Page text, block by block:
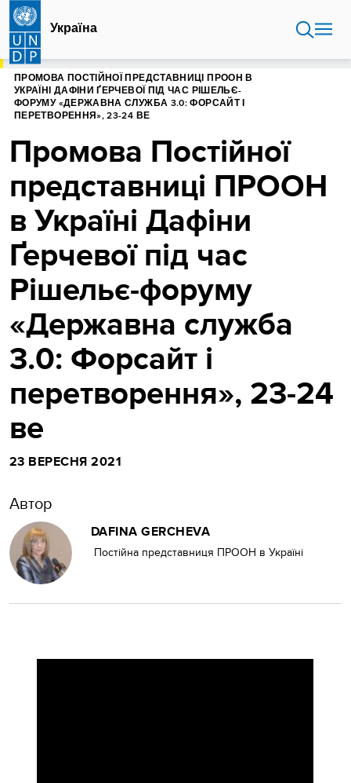
Перейти
основного
вмісту
Україна
ГОЛОВНА
ПРОМОВА ПОСТІЙНОЇ ПРЕДСТАВНИЦІ ПРООН В
УКРАЇНІ ДАФІНИ ҐЕРЧЕВОЇ ПІД ЧАС РІШЕЛЬЄ-
ФОРУМУ «ДЕРЖАВНА СЛУЖБА 3.0: ФОРСАЙТ І
ПЕРЕТВОРЕННЯ», 23-24 ВЕ
Промова Постійної
представниці ПРООН
в Україні Дафіни
Ґерчевої під час
Рішельє-форуму
«Державна служба
3.0: Форсайт і
перетворення», 23-24
ве
23 ВЕРЕСНЯ 2021
Автор
DAFINA GERCHEVA
Постійна представниця ПРООН в Україні